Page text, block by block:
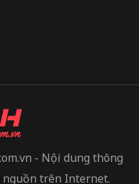
- Nội dung thông
trên Internet.